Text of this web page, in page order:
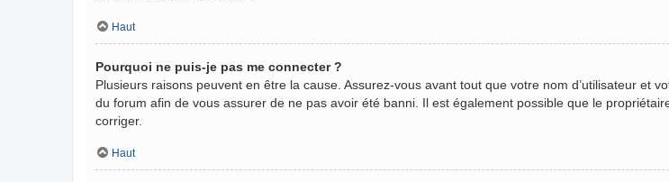
Haut
Pourquoi ne puis-je pas me connecter ?
Plusieurs raisons peuvent en être la cause. Assurez-vous avant tout que votre nom d’utilisateur et
du forum afin de vous assurer de ne pas avoir été banni. Il est également possible que le
corriger.
Haut